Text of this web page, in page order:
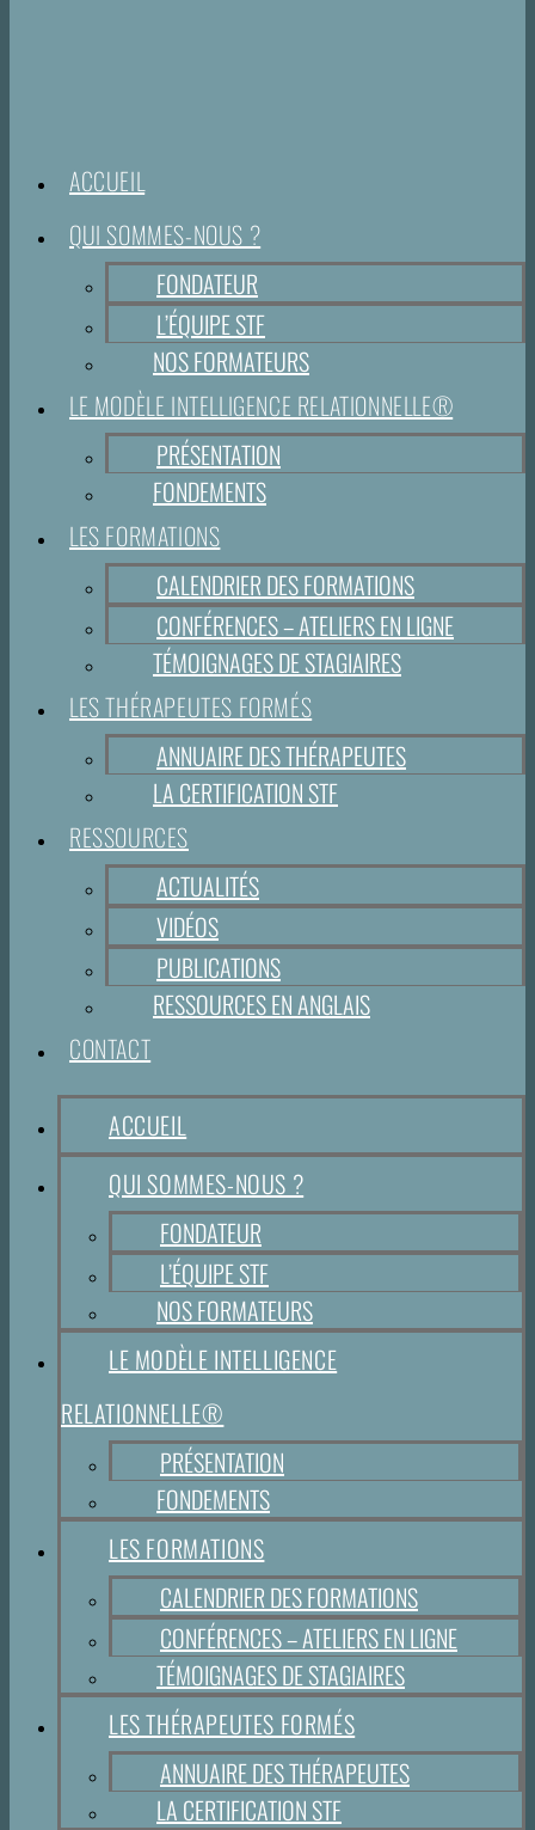
ACCUEIL
QUI SOMMES-NOUS ?
FONDATEUR
L’ÉQUIPE STF
NOS FORMATEURS
LE MODÈLE INTELLIGENCE RELATIONNELLE®
PRÉSENTATION
FONDEMENTS
LES FORMATIONS
CALENDRIER DES FORMATIONS
CONFÉRENCES – ATELIERS EN LIGNE
TÉMOIGNAGES DE STAGIAIRES
LES THÉRAPEUTES FORMÉS
ANNUAIRE DES THÉRAPEUTES
LA CERTIFICATION STF
RESSOURCES
ACTUALITÉS
VIDÉOS
PUBLICATIONS
RESSOURCES EN ANGLAIS
CONTACT
ACCUEIL
QUI SOMMES-NOUS ?
FONDATEUR
L’ÉQUIPE STF
NOS FORMATEURS
LE MODÈLE INTELLIGENCE
RELATIONNELLE®
PRÉSENTATION
FONDEMENTS
LES FORMATIONS
CALENDRIER DES FORMATIONS
CONFÉRENCES – ATELIERS EN LIGNE
TÉMOIGNAGES DE STAGIAIRES
LES THÉRAPEUTES FORMÉS
ANNUAIRE DES THÉRAPEUTES
LA CERTIFICATION STF